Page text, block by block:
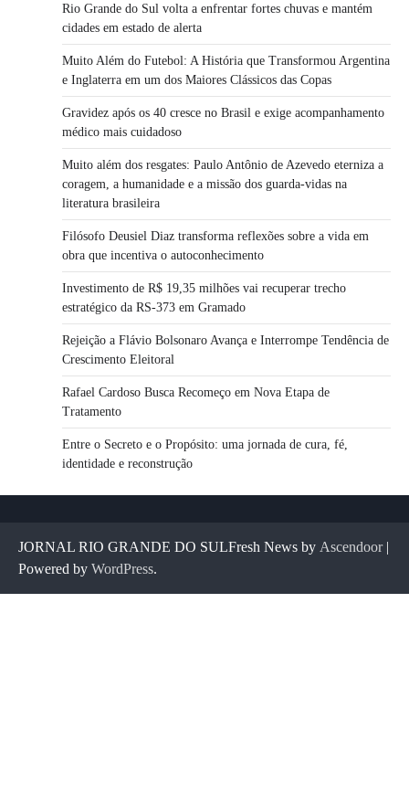
Rio Grande do Sul volta a enfrentar fortes chuvas e mantém
cidades em estado de alerta
Muito Além do Futebol: A História que Transformou Argentina
e Inglaterra em um dos Maiores Clássicos das Copas
Gravidez após os 40 cresce no Brasil e exige acompanhamento
médico mais cuidadoso
Muito além dos resgates: Paulo Antônio de Azevedo eterniza a
coragem, a humanidade e a missão dos guarda-vidas na
literatura brasileira
Filósofo Deusiel Diaz transforma reflexões sobre a vida em
obra que incentiva o autoconhecimento
Investimento de R$ 19,35 milhões vai recuperar trecho
estratégico da RS-373 em Gramado
Rejeição a Flávio Bolsonaro Avança e Interrompe Tendência de
Crescimento Eleitoral
Rafael Cardoso Busca Recomeço em Nova Etapa de
Tratamento
Entre o Secreto e o Propósito: uma jornada de cura, fé,
identidade e reconstrução
JORNAL RIO GRANDE DO SULFresh News by Ascendoor|
Powered by WordPress.